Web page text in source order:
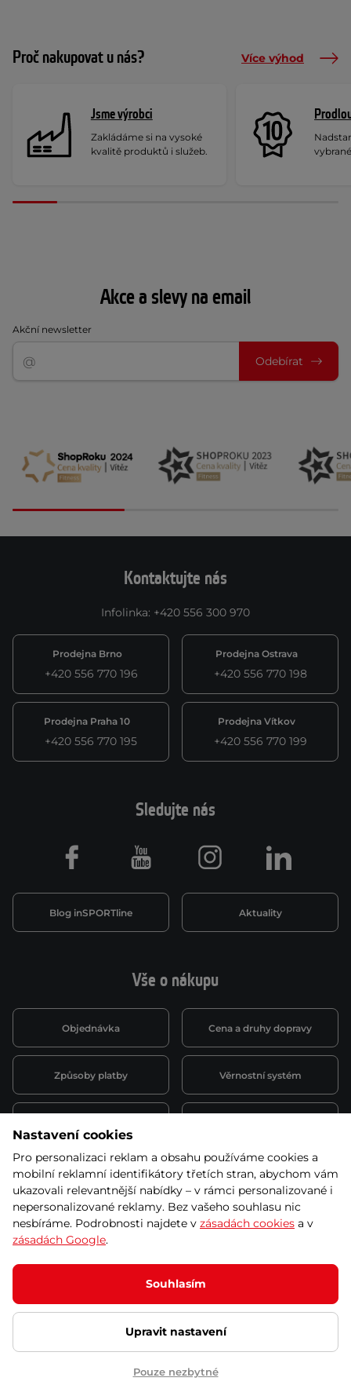
Proč nakupovat u nás? Více výhod
Jsme výrobci
Zakládáme si na vysoké
kvalitě produktů i služeb.
Akce a slevy na email
Akční newsletter
Odebírat
Kontaktujte nás
Infolinka: +420 556 300 970
Prodejna Brno
+420 556 770 196
Prodejna Ostrava
+420 556 770 198
Prodejna Praha 10
+420 556 770 195
Prodejna Vítkov
+420 556 770 199
Vše o nákupu
Objednávka Cena a druhy dopravy
Způsoby platby Věrnostní systém
Půjčovna
obchodní podmínky
Kariéra
Sledujte nás
Blog inSPORTline Aktuality
Facebook Youtube Instagram LinkedIn
© 2026 SEVEN SPORT s.r.o Všechna práva vyhrazena
Podle zákona o evidenci tržeb je prodávající povinen vystavit
kupujícímu účtenku.
Zároveň je povinen zaevidovat přijatou tržbu u správce daně online; v
případě technického výpadku pak nejpozději do 48 hodin.
Ochrana osobních údajů Nastavení cookies Vnitřní oznamovací
systém Prohlášení přístupnosti
Nastavení cookies
Pro personalizaci reklam a obsahu používáme cookies a
mobilní reklamní identifikátory třetích stran, abychom vám
ukazovali relevantnější nabídky – v rámci personalizované i
nepersonalizované reklamy. Bez vašeho souhlasu nic
nesbíráme. Podrobnosti najdete v zásadách cookies a v
zásadách Google.
Souhlasím
Upravit nastavení
Pouze nezbytné